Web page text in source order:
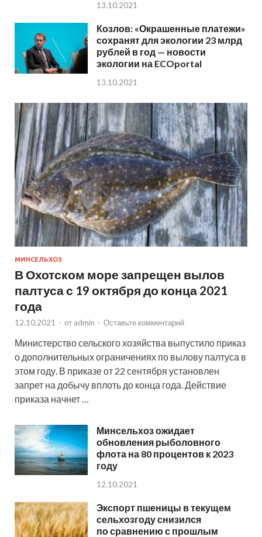
13.10.2021
Козлов: «Окрашенные платежи»
сохранят для экологии 23 млрд
рублей в год — новости
экологии на ECOportal
13.10.2021
МИНСЕЛЬХОЗ
В Охотском море запрещен вылов
палтуса с 19 октября до конца 2021
года
12.10.2021 - от admin - Оставьте комментарий
Министерство сельского хозяйства выпустило приказ
о дополнительных ограничениях по вылову палтуса в
этом году. В приказе от 22 сентября установлен
запрет на добычу вплоть до конца года. Действие
приказа начнет …
Минсельхоз ожидает
обновления рыболовного
флота на 80 процентов к 2023
году
12.10.2021
Экспорт пшеницы в текущем
сельхозгоду снизился
по сравнению с прошлым